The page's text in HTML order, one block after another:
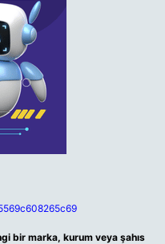
bir marka, kurum veya şahıs